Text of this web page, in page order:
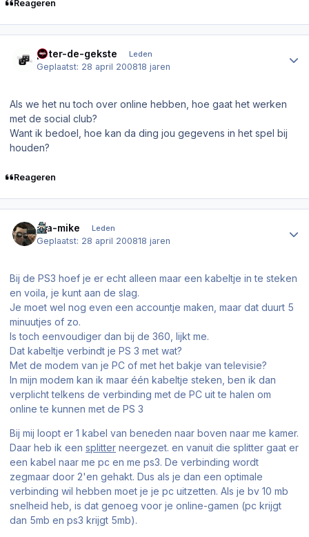
Reageren
peter-de-gekste Leden
Geplaatst: 28 april 200818 jaren
Als we het nu toch over online hebben, hoe gaat het werken
met de social club?
Want ik bedoel, hoe kan da ding jou gegevens in het spel bij
houden?
Reageren
gta-mike Leden
Geplaatst: 28 april 200818 jaren
Bij de PS3 hoef je er echt alleen maar een kabeltje in te steken
en voila, je kunt aan de slag.
Je moet wel nog even een accountje maken, maar dat duurt 5
minuutjes of zo.
Is toch eenvoudiger dan bij de 360, lijkt me.
Dat kabeltje verbindt je PS 3 met wat?
Met de modem van je PC of met het bakje van televisie?
In mijn modem kan ik maar één kabeltje steken, ben ik dan
verplicht telkens de verbinding met de PC uit te halen om
online te kunnen met de PS 3
Bij mij loopt er 1 kabel van beneden naar boven naar me kamer.
Daar heb ik een splitter neergezet. en vanuit die splitter gaat er
een kabel naar me pc en me ps3. De verbinding wordt
zegmaar door 2'en gehakt. Dus als je dan een optimale
verbinding wil hebben moet je je pc uitzetten. Als je bv 10 mb
snelheid heb, is dat genoeg voor je online-gamen (pc krijgt
dan 5mb en ps3 krijgt 5mb).